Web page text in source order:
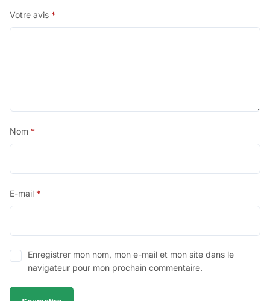
Votre avis *
Nom *
E-mail *
Enregistrer mon nom, mon e-mail et mon site dans le
navigateur pour mon prochain commentaire.